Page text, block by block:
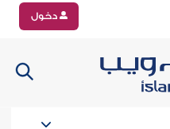
دخول